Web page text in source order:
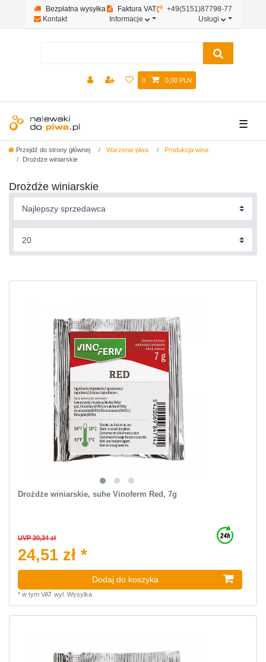
Bezpłatna wysyłka Faktura VAT
+49(5151)87798-77
Kontakt
Informacje Usługi
0 0,00 PLN
☰
Przejdź do strony głównej Warzenie piwa
Produkcja wina
Drożdże winiarskie
Drożdże winiarskie
Drożdże winiarskie, suhe Vinoferm Red, 7g
UVP 30,34 zł
24,51 zł *
Dodaj do koszyka
* w tym VATwyl. Wysylka